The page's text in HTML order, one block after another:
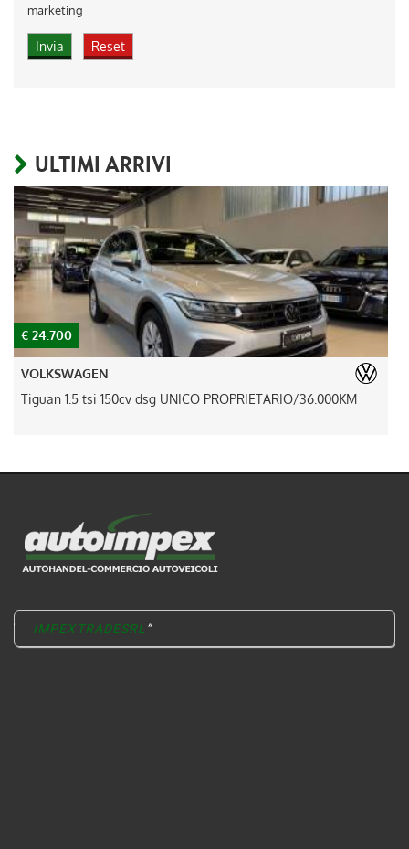
marketing
ULTIMI ARRIVI
€ 24.700
VOLKSWAGEN
Tiguan 1.5 tsi 150cv dsg UNICO PROPRIETARIO/36.000KM
IMPEXTRADESRL